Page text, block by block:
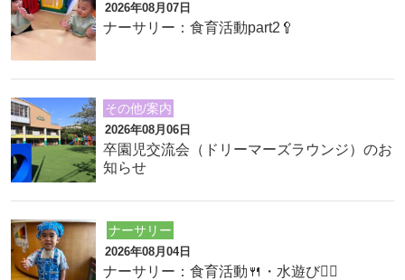
2026年08月07日
ナーサリー：食育活動part2🥄
その他/案内
2026年08月06日
卒園児交流会（ドリーマーズラウンジ）のお
知らせ
ナーサリー
2026年08月04日
ナーサリー：食育活動🍴・水遊び🏊‍♂️